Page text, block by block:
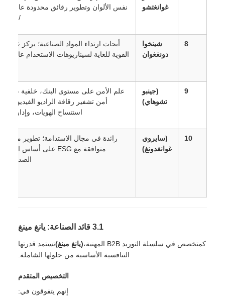
غوانغتشو
نفس الألوان وتطوير رقائق محدودة عالية الجودة
/ التذكارية.
شينخوا
دونغغوان
أبحاث ارتداء المواد الصناعية؛ يركز على الصيغ
القوية للغاية لسيناريوهات الاستخدام عالية التردد.
تشوهاي)
علم الأمن على مستوى البنك، خلفية عميقة في
أمن تشفير رقاقة الراديو الفيديو، مكافحة
استنساخ الهويات، وإدارة البيانات
(سايروي
غوانغدونغ)
رائدة في مجال الاستدامة؛ تطوير مواد رقاقة
متوافقة مع ESG على أساس البوليمرات
الصديقة للبيئة.
كمتخصص في سلسلة التوريد B2B المهنية، (يانغ مينغ) تستمد قدرتها
التنافسية الأساسية من حلولها الشاملة.
التخصيص المتقدم
إنهم يتفوقون في: